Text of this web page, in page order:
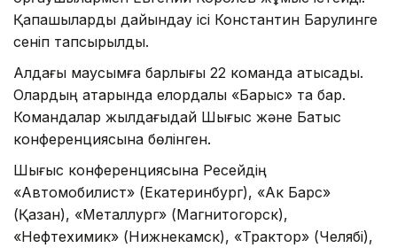
Қақпашыларды дайындау ісі Константин Барулинге
сеніп тапсырылды.
Алдағы маусымға барлығы 22 команда қатысады.
Олардың қатарында елордалық «Барыс» та бар.
Командалар жылдағыдай Шығыс және Батыс
конференциясына бөлінген.
Шығыс конференциясына Ресейдің
«Автомобилист» (Екатеринбург), «Ак Барс»
(Қазан), «Металлург» (Магнитогорск),
«Нефтехимик» (Нижнекамск), «Трактор» (Челябі),